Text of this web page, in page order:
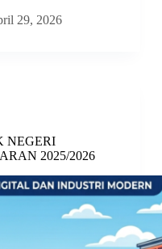
29, 2026
NEGERI
2025/2026